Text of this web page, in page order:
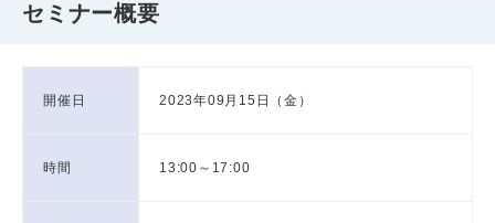
セミナー概要
開催日 2023年09月15日（金）
時間 13:00～17:00